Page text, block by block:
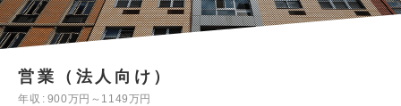
営業（法人向け）
年収
900万円～1149万円